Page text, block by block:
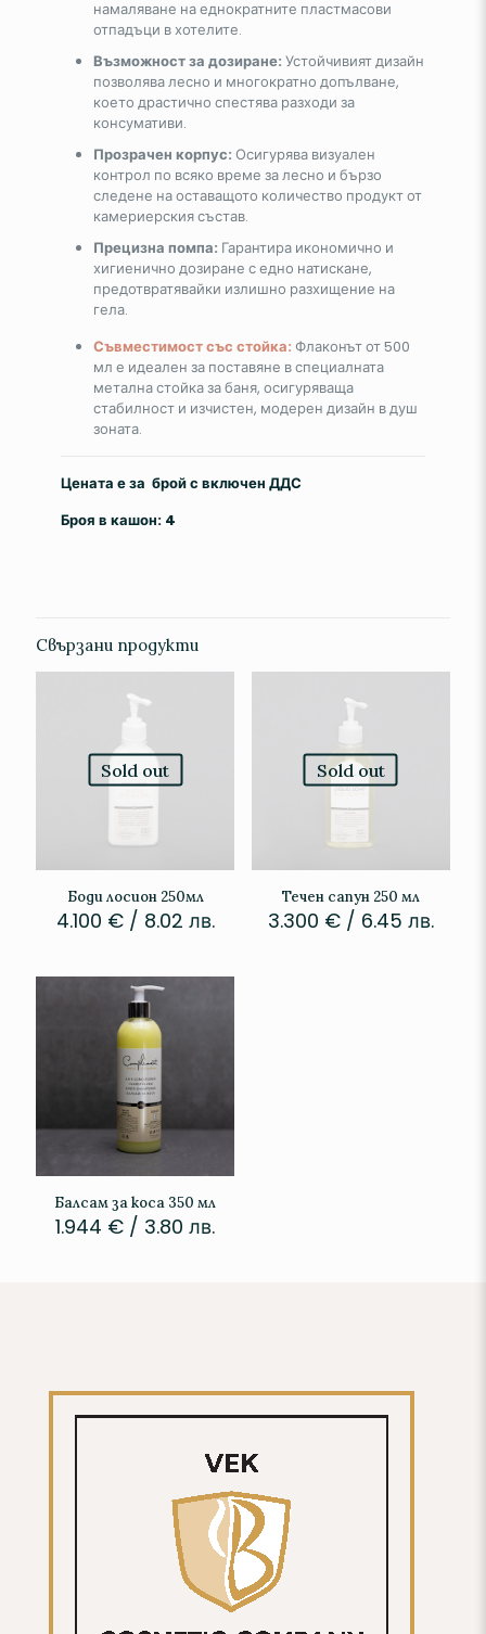
намаляване на еднократните пластмасови
отпадъци в хотелите.
Възможност за дозиране: Устойчивият дизайн
позволява лесно и многократно допълване,
което драстично спестява разходи за
консумативи.
Прозрачен корпус: Осигурява визуален
контрол по всяко време за лесно и бързо
следене на оставащото количество продукт от
камериерския състав.
Прецизна помпа: Гарантира икономично и
хигиенично дозиране с едно натискане,
предотвратявайки излишно разхищение на
гела.
Съвместимост със стойка: Флаконът от 500
мл е идеален за поставяне в специалната
метална стойка за баня, осигуряваща
стабилност и изчистен, модерен дизайн в душ
зоната.
Цената е за брой с включен ДДС
Броя в кашон: 4
Свързани продукти
Sold out
Боди лосион 250мл
4.100 € / 8.02 лв.
Sold out
Течен сапун 250 мл
3.300 € / 6.45 лв.
Балсам за коса 350 мл
1.944 € / 3.80 лв.